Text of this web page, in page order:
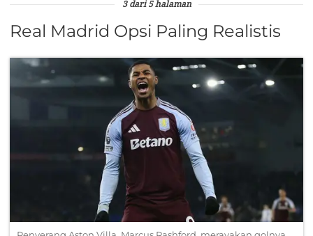
3 dari 5 halaman
Real Madrid Opsi Paling Realistis